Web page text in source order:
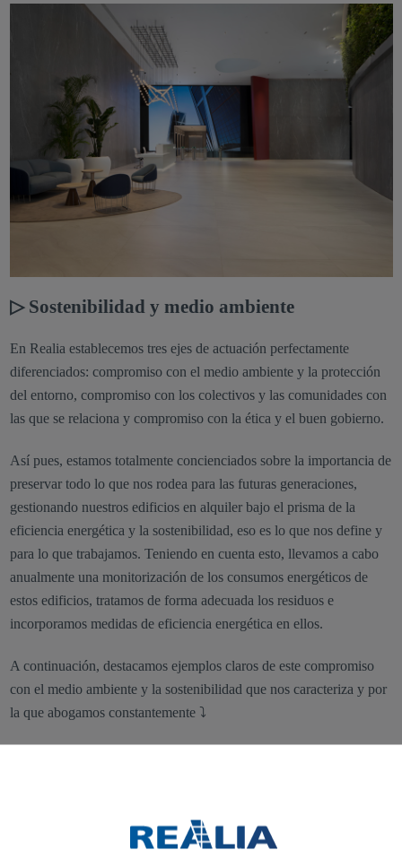
▷ Sostenibilidad y medio ambiente
En Realia establecemos tres ejes de actuación perfectamente
diferenciados: compromiso con el medio ambiente y la protección
del entorno, compromiso con los colectivos y las comunidades con
las que se relaciona y compromiso con la ética y el buen gobierno.
Así pues, estamos totalmente concienciados sobre la importancia de
preservar todo lo que nos rodea para las futuras generaciones,
gestionando nuestros edificios en alquiler bajo el prisma de la
eficiencia energética y la sostenibilidad, eso es lo que nos define y
para lo que trabajamos. Teniendo en cuenta esto, llevamos a cabo
anualmente una monitorización de los consumos energéticos de
estos edificios, tratamos de forma adecuada los residuos e
incorporamos medidas de eficiencia energética en ellos.
A continuación, destacamos ejemplos claros de este compromiso
con el medio ambiente y la sostenibilidad que nos caracteriza y por
la que abogamos constantemente ⤵
Pocos son los edificios que pueden presumir de ser espacios
seguros y un hogar real para las aves, en este caso hablamos de una